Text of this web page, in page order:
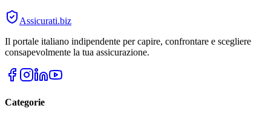
Assicurati.biz
Il portale italiano indipendente per capire, confrontare e scegliere
consapevolmente la tua assicurazione.
Categorie